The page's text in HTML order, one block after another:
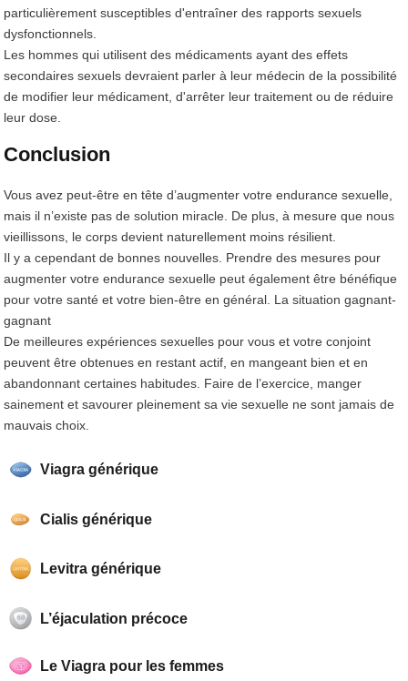
Viagra générique
Cialis générique
Levitra générique
L’éjaculation précoce
Le Viagra pour les femmes
particulièrement susceptibles d'entraîner des rapports sexuels
dysfonctionnels.
Les hommes qui utilisent des médicaments ayant des effets
secondaires sexuels devraient parler à leur médecin de la possibilité
de modifier leur médicament, d'arrêter leur traitement ou de réduire
leur dose.
Conclusion
Vous avez peut-être en tête d’augmenter votre endurance sexuelle,
mais il n’existe pas de solution miracle. De plus, à mesure que nous
vieillissons, le corps devient naturellement moins résilient.
Il y a cependant de bonnes nouvelles. Prendre des mesures pour
augmenter votre endurance sexuelle peut également être bénéfique
pour votre santé et votre bien-être en général. La situation gagnant-
gagnant
De meilleures expériences sexuelles pour vous et votre conjoint
peuvent être obtenues en restant actif, en mangeant bien et en
abandonnant certaines habitudes. Faire de l’exercice, manger
sainement et savourer pleinement sa vie sexuelle ne sont jamais de
mauvais choix.